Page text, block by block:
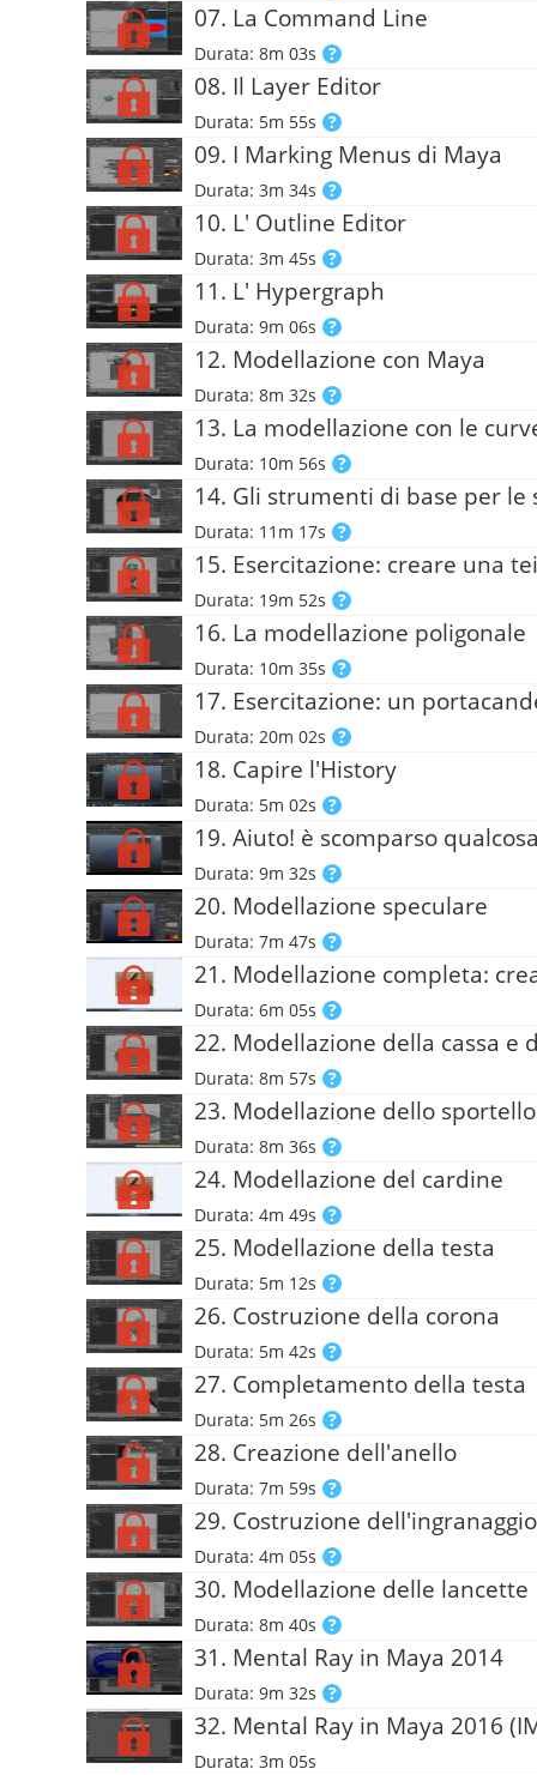
07. La Command Line
Durata: 8m 03s
08. Il Layer Editor
Durata: 5m 55s
09. I Marking Menus di Maya
Durata: 3m 34s
10. L' Outline Editor
Durata: 3m 45s
11. L' Hypergraph
Durata: 9m 06s
12. Modellazione con Maya
Durata: 8m 32s
13. La modellazione con le
Durata: 10m 56s
14. Gli strumenti di base per le
Durata: 11m 17s
15. Esercitazione: creare una
Durata: 19m 52s
16. La modellazione poligonale
Durata: 10m 35s
17. Esercitazione: un
Durata: 20m 02s
18. Capire l'History
Durata: 5m 02s
19. Aiuto! è scomparso qualcosa
Durata: 9m 32s
20. Modellazione speculare
Durata: 7m 47s
21. Modellazione completa:
Durata: 6m 05s
22. Modellazione della cassa e
Durata: 8m 57s
23. Modellazione dello sportello
Durata: 8m 36s
24. Modellazione del cardine
Durata: 4m 49s
25. Modellazione della testa
Durata: 5m 12s
26. Costruzione della corona
Durata: 5m 42s
27. Completamento della testa
Durata: 5m 26s
28. Creazione dell'anello
Durata: 7m 59s
29. Costruzione dell'ingranaggio
Durata: 4m 05s
30. Modellazione delle lancette
Durata: 8m 40s
31. Mental Ray in Maya 2014
Durata: 9m 32s
32. Mental Ray in Maya 2016
Durata: 3m 05s